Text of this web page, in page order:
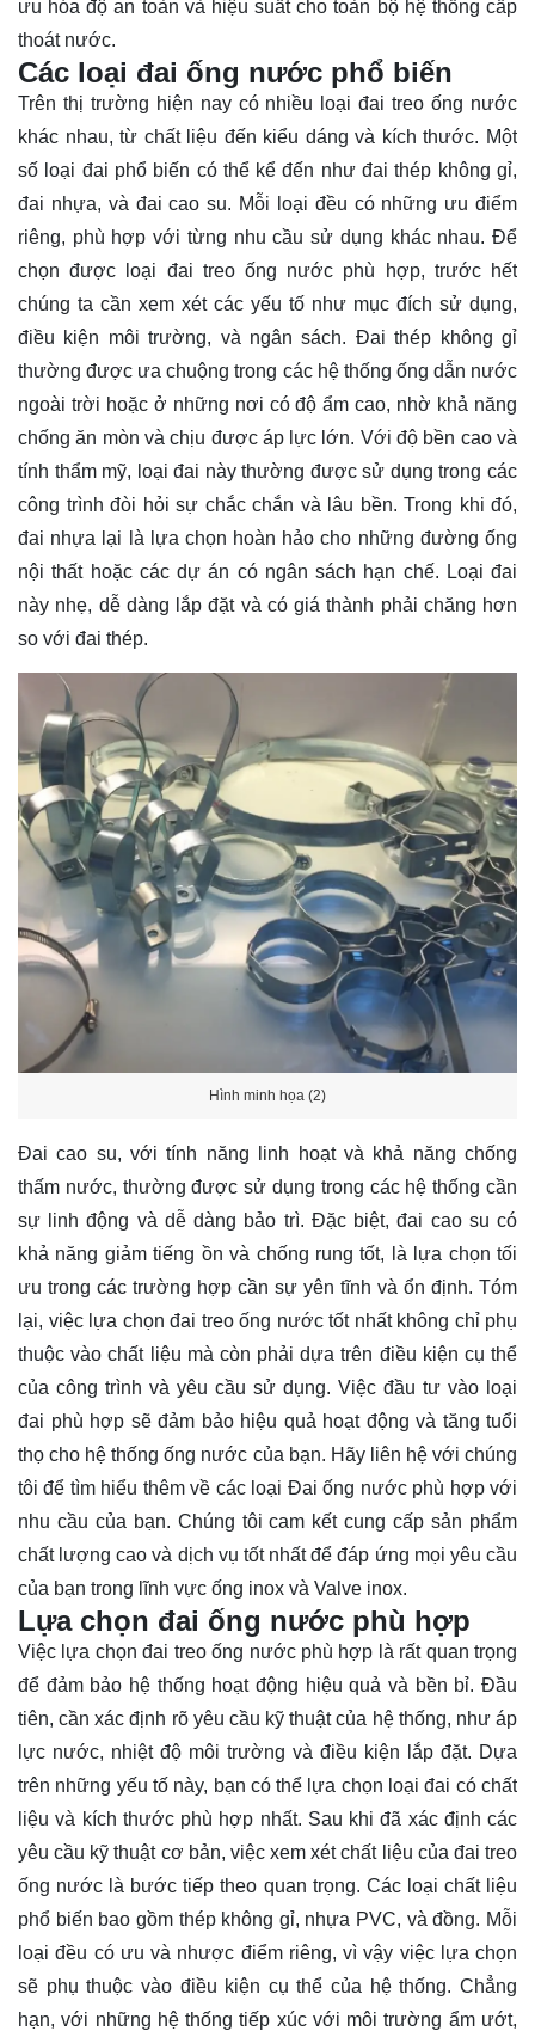
ưu hóa độ an toàn và hiệu suất cho toàn bộ hệ thống cấp
thoát nước.
Các loại đai ống nước phổ biến
Trên thị trường hiện nay có nhiều loại đai treo ống nước
khác nhau, từ chất liệu đến kiểu dáng và kích thước. Một
số loại đai phổ biến có thể kể đến như đai thép không gỉ,
đai nhựa, và đai cao su. Mỗi loại đều có những ưu điểm
riêng, phù hợp với từng nhu cầu sử dụng khác nhau. Để
chọn được loại đai treo ống nước phù hợp, trước hết
chúng ta cần xem xét các yếu tố như mục đích sử dụng,
điều kiện môi trường, và ngân sách. Đai thép không gỉ
thường được ưa chuộng trong các hệ thống ống dẫn nước
ngoài trời hoặc ở những nơi có độ ẩm cao, nhờ khả năng
chống ăn mòn và chịu được áp lực lớn. Với độ bền cao và
tính thẩm mỹ, loại đai này thường được sử dụng trong các
công trình đòi hỏi sự chắc chắn và lâu bền. Trong khi đó,
đai nhựa lại là lựa chọn hoàn hảo cho những đường ống
nội thất hoặc các dự án có ngân sách hạn chế. Loại đai
này nhẹ, dễ dàng lắp đặt và có giá thành phải chăng hơn
so với đai thép.
Hình minh họa (2)
Đai cao su, với tính năng linh hoạt và khả năng chống
thấm nước, thường được sử dụng trong các hệ thống cần
sự linh động và dễ dàng bảo trì. Đặc biệt, đai cao su có
khả năng giảm tiếng ồn và chống rung tốt, là lựa chọn tối
ưu trong các trường hợp cần sự yên tĩnh và ổn định. Tóm
lại, việc lựa chọn đai treo ống nước tốt nhất không chỉ phụ
thuộc vào chất liệu mà còn phải dựa trên điều kiện cụ thể
của công trình và yêu cầu sử dụng. Việc đầu tư vào loại
đai phù hợp sẽ đảm bảo hiệu quả hoạt động và tăng tuổi
thọ cho hệ thống ống nước của bạn. Hãy liên hệvới chúng
tôi để tìm hiểu thêm về các loại Đai ống nước phù hợp với
nhu cầu của bạn. Chúng tôi cam kết cung cấp sản phẩm
chất lượng cao và dịch vụ tốt nhất để đáp ứng mọi yêu cầu
của bạn trong lĩnh vực ống inox và Valve inox.
Lựa chọn đai ống nước phù hợp
Việc lựa chọn đai treo ống nước phù hợp là rất quan trọng
để đảm bảo hệ thống hoạt động hiệu quả và bền bỉ. Đầu
tiên, cần xác định rõ yêu cầu kỹ thuật của hệ thống, như áp
lực nước, nhiệt độ môi trường và điều kiện lắp đặt. Dựa
trên những yếu tố này, bạn có thể lựa chọn loại đai có chất
liệu và kích thước phù hợp nhất. Sau khi đã xác định các
yêu cầu kỹ thuật cơ bản, việc xem xét chất liệu của đai treo
ống nước là bước tiếp theo quan trọng. Các loại chất liệu
phổ biến bao gồm thép không gỉ, nhựa PVC, và đồng. Mỗi
loại đều có ưu và nhược điểm riêng, vì vậy việc lựa chọn
sẽ phụ thuộc vào điều kiện cụ thể của hệ thống. Chẳng
hạn, với những hệ thống tiếp xúc với môi trường ẩm ướt,